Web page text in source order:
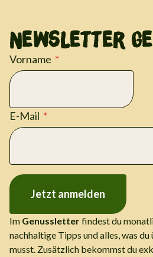
Newsletter
Vorname
E-Mail
Jetzt anmelden
Im Genussletterfindest du
nachhaltige Tipps und alles, was
musst. Zusätzlich bekommst du